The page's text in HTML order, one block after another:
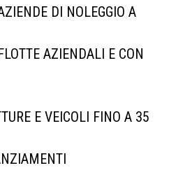
DI NOLEGGIO A
AZIENDALI E CON
E VEICOLI FINO A 35